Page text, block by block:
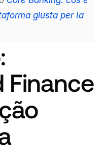
giusta per la
Finance